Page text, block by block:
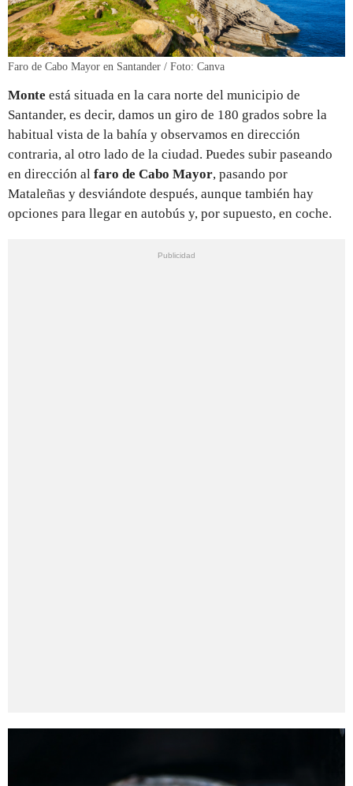
Faro de Cabo Mayor en Santander / Foto: Canva
Monte está situada en la cara norte del municipio de
Santander, es decir, damos un giro de 180 grados sobre la
habitual vista de la bahía y observamos en dirección
contraria, al otro lado de la ciudad. Puedes subir paseando
en dirección al faro de Cabo Mayor, pasando por
Mataleñas y desviándote después, aunque también hay
opciones para llegar en autobús y, por supuesto, en coche.